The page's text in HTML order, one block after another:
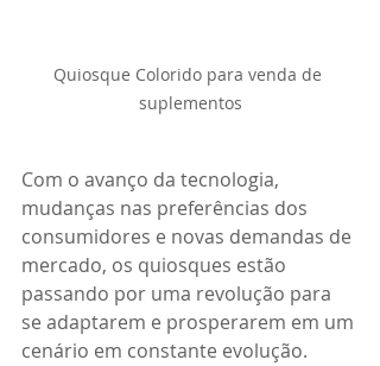
Quiosque Colorido para venda de
suplementos
Com o avanço da tecnologia,
mudanças nas preferências dos
consumidores e novas demandas de
mercado, os quiosques estão
passando por uma revolução para
se adaptarem e prosperarem em um
cenário em constante evolução.